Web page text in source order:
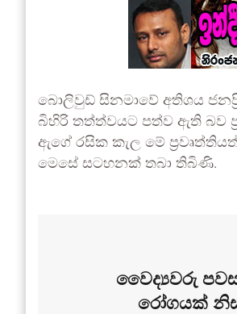
බොලිවුඩ් සිනමාවේ අතිශය
බිහිරි තත්ත්වයට පත්ව ඇති බව
ඇගේ රසික කැල මේ
මෙසේ සටහනක් තබා තිබිණි.
වෛද්‍යවරු
රෝගයක්